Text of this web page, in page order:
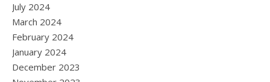
July 2024
March 2024
February 2024
January 2024
December 2023